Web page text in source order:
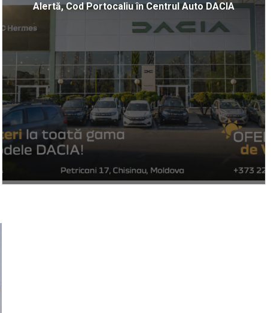
Alertă, Cod Portocaliu în Centrul Auto DACIA